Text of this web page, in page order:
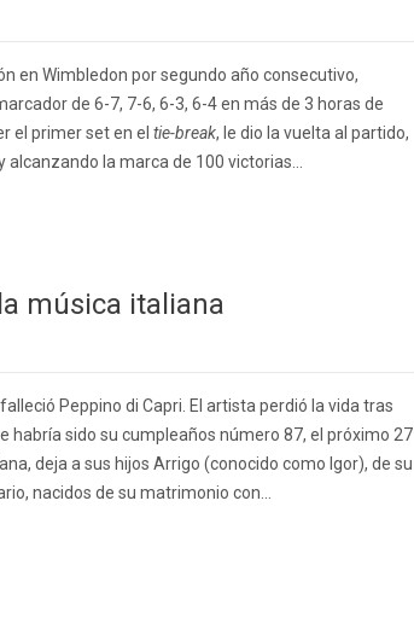
en Wimbledon por segundo año consecutivo,
de 6-7, 7-6, 6-3, 6-4 en más de 3 horas de
el primer set en el tie-break, le dio la vuelta al partido,
la marca de 100 victorias...
música italiana
Peppino di Capri. El artista perdió la vida tras
habría sido su cumpleaños número 87, el próximo 27
deja a sus hijos Arrigo (conocido como Igor), de su
nacidos de su matrimonio con...